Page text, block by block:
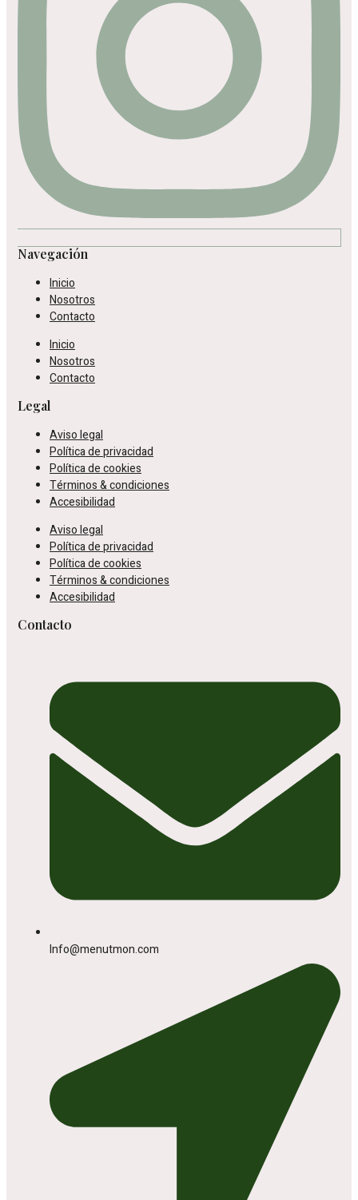
Navegación
Inicio
Nosotros
Contacto
Inicio
Nosotros
Contacto
Legal
Aviso legal
Política de privacidad
Política de cookies
Términos & condiciones
Accesibilidad
Aviso legal
Política de privacidad
Política de cookies
Términos & condiciones
Accesibilidad
Contacto
Info@menutmon.com